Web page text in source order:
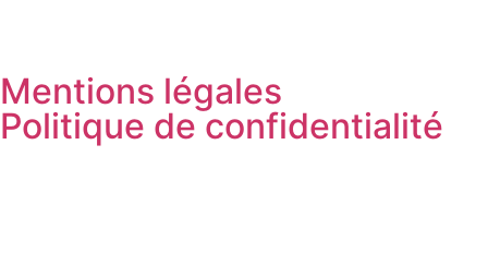
Mentions légales
Politique de confidentialité